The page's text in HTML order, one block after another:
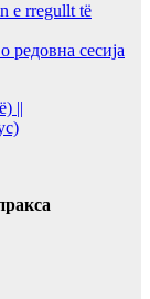
e rregullt të
сесија
||